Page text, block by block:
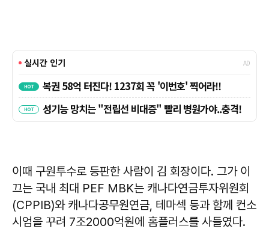
이때 구원투수로 등판한 사람이 김 회장이다. 그가 이
끄는 국내 최대 PEF MBK는 캐나다연금투자위원회
(CPPIB)와 캐나다공무원연금, 테마섹 등과 함께 컨소
시엄을 꾸려 7조2000억원에 홈플러스를 사들였다.